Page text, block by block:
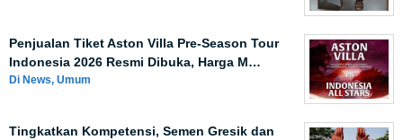
Penjualan Tiket Aston Villa Pre-Season Tour
Indonesia 2026 Resmi Dibuka, Harga M…
Di News, Umum
Tingkatkan Kompetensi, Semen Gresik dan